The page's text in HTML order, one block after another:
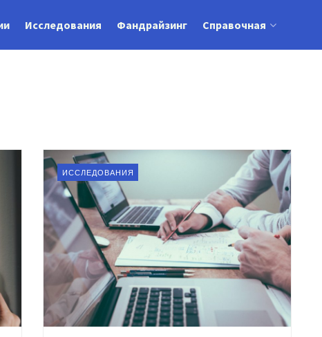
Исследования Фандрайзинг Справочная
ИССЛЕДОВАНИЯ